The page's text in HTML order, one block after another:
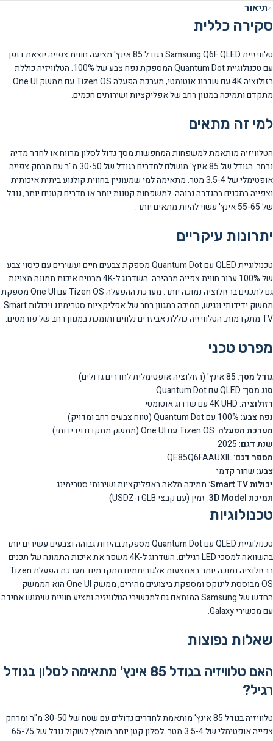
תיאור
סקירה כללית
טלוויזיית Samsung Q6F QLED בגודל 85 אינץ' מציעה חווית צפייה יוצאת דופן
עם טכנולוגיית Quantum Dot המספקת נפח צבע של 100%. הטלוויזיה כוללת
רזולוציה 4K עם שדרוג אוטומטי, מערכת הפעלה Tizen OS עם ממשק One UI
מתקדם ותמיכה במגוון רחב של אפליקציות ושירותים חכמים.
למי זה מתאים
הטלוויזיה מותאמת למשפחות המחפשות מסך גדול לסלון מרווח או לחדר מדיה
נרחב. הגודל של 85 אינץ' מושלם לחדרים בגודל של 30-50 מ"ר עם מרחק צפייה
אופטימלי של 3.5-4 מטר. מתאימה למי שמעוניין בחווית קולנוע ביתית איכותית
וצפייה בתכנים בהגדרה גבוהה. למשפחות קטנות יותר או חדרים קטנים יותר, גודל
של 55-65 אינץ' עשוי להיות מתאים יותר.
יתרונות עיקריים
טכנולוגיית QLED עם Quantum Dot מספקת צבעים חיים ועשירים עם כיסוי צבע
של 100% עבור חווית צפייה מרהיבה. השדרוג ל-4K מבטיח איכות תמונה מצוינת
גם לתכנים ברזולוציה נמוכה יותר. מערכת ההפעלה Tizen OS עם One UI מספקת
ממשק ידידותי ונגיש, תמיכה במגוון רחב של אפליקציות סטרימינג ויכולות Smart
TV מתקדמות. הטלוויזיה כוללת אביזרים נלווים ותומכת במגוון רחב של פורמטים.
מפרט טכני
גודל מסך: 85 אינץ' (רזולוציה אופטימלית לחדרים גדולים)
סוג מסך: QLED עם Quantum Dot
רזולוציה: 4K UHD עם שדרוג אוטומטי
נפח צבע: 100% עם Quantum Dot (טווח צבעים רחב ומדויק)
מערכת הפעלה: Tizen OS עם One UI (ממשק מתקדם וידידותי)
שנת דגם: 2025
מספר דגם: QE85Q6FAAUXIL
צבע: שחור קדמי
יכולות Smart TV
: תמיכה מלאה באפליקציות ושירותי סטרימינג
תמיכת 3D Model
: זמין (עם קבצי GLB ו-USDZ)
טכנולוגיות
טכנולוגיית QLED עם Quantum Dot מספקת בהירות גבוהה וצבעים עשירים יותר
בהשוואה למסכי LED רגילים. השדרוג ל-4K משפר את איכות התמונה של תכנים
ברזולוציה נמוכה יותר באמצעות אלגוריתמים מתקדמים. מערכת הפעלת Tizen
OS מבוססת לינוקס ומספקת ביצועים מהירים, ממשק One UI הוא הממשק
החדש של Samsung המותאם גם למכשירי הטלוויזיה ומציע חוויית שימוש אחידה
עם מכשירי Galaxy.
שאלות נפוצות
האם טלוויזיה בגודל 85 אינץ' מתאימה לסלון בגודל
רגיל?
טלוויזיה בגודל 85 אינץ' מותאמת לחדרים גדולים עם שטח של 30-50 מ"ר ומרחק
צפייה אופטימלי של 3.5-4 מטר. לסלון קטן יותר מומלץ לשקול גודל של 65-75